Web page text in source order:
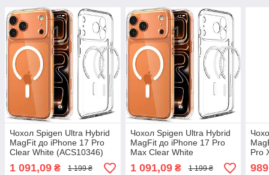
Чохол Spigen Ultra Hybrid
MagFit до iPhone 17 Pro
Clear White (ACS10346)
1 091,09 ₴ 1 199 ₴
Чохол Spigen Ultra Hybrid
MagFit до iPhone 17 Pro
Max Clear White
(ACS10282)
1 091,09₴ 1 199 ₴
Pro